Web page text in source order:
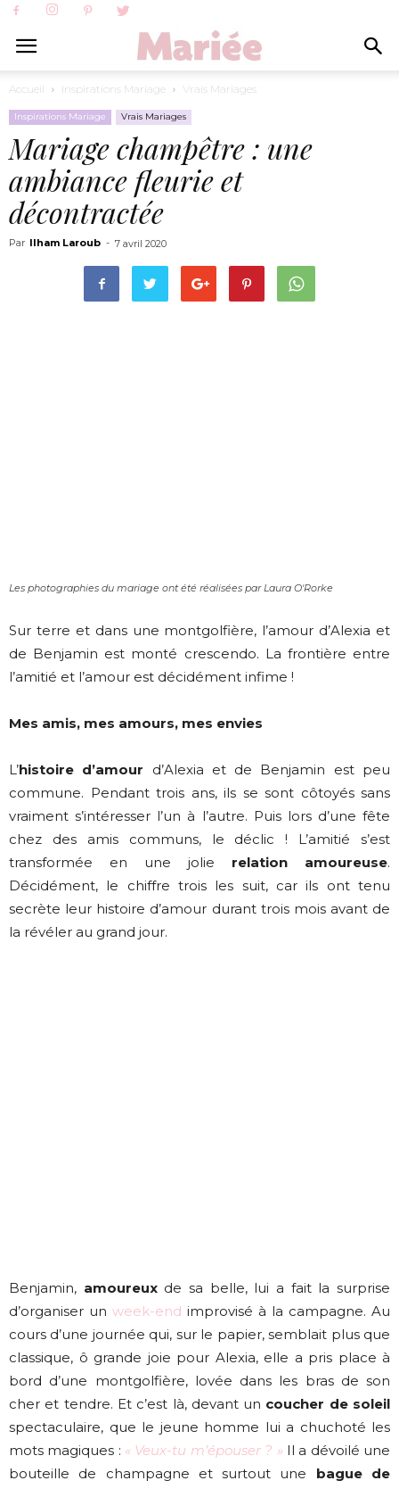
Accueil Inspirations Mariage Vrais Mariages
Inspirations Mariage Vrais Mariages
Mariage champêtre : une
ambiance fleurie et
décontractée
Par Ilham Laroub - 7 avril 2020
Les photographies du mariage ont été réalisées par Laura O'Rorke
Sur terre et dans une montgolfière, l’amour d’Alexia et
de Benjamin est monté crescendo. La frontière entre
l’amitié et l’amour est décidément infime !
Mes amis, mes amours, mes envies
L’histoire d’amour d’Alexia et de Benjamin est peu
commune. Pendant trois ans, ils se sont côtoyés sans
vraiment s’intéresser l’un à l’autre. Puis lors d’une fête
chez des amis communs, le déclic ! L’amitié s’est
transformée en une jolie relation amoureuse.
Décidément, le chiffre trois les suit, car ils ont tenu
secrète leur histoire d’amour durant trois mois avant de
la révéler au grand jour.
Benjamin, amoureuxde sa belle, lui a fait la surprise
d’organiser un week-end improvisé à la campagne. Au
cours d’une journée qui, sur le papier, semblait plus que
classique, ô grande joie pour Alexia, elle a pris place à
bord d’une montgolfière, lovée dans les bras de son
cher et tendre. Et c’est là, devant un coucher de soleil
spectaculaire, que le jeune homme lui a chuchoté les
mots magiques : « Veux-tu m’épouser ? » Il a dévoilé une
bouteille de champagne et surtout une bague de